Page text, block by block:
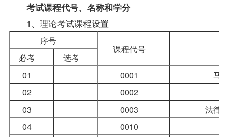
考试课程代号、名称和学分
1、理论考试课程设置
序号
课程代号
必考
选考
01
0001
马
02
0002
03
0003
法律
04
0010